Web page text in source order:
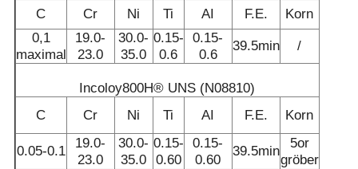
C
Cr Ni Ti AI F.E.
Korn
0,1
maximal
19.0-
23.0
30.0-
35.0
0.15-
0.6
0.15-
0.6
39.5min /
Incoloy800H® UNS (N08810)
C
Cr Ni Ti AI F.E. Korn
0.05-0.1
19.0-
23.0
30.0-
35.0
0.15-
0.60
0.15-
0.60
39.5min
5or
gröber